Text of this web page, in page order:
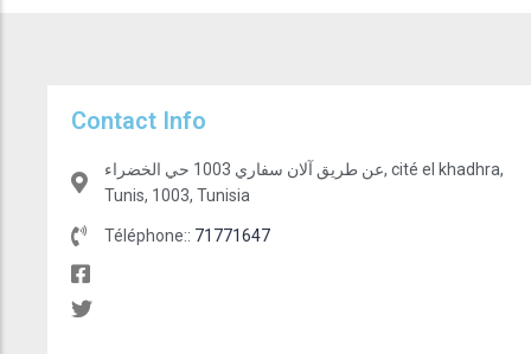
Contact Info
عن طريق آلان سفاري 1003 حي الخضراء, cité el khadhra,
Tunis, 1003, Tunisia
Téléphone:: 71771647